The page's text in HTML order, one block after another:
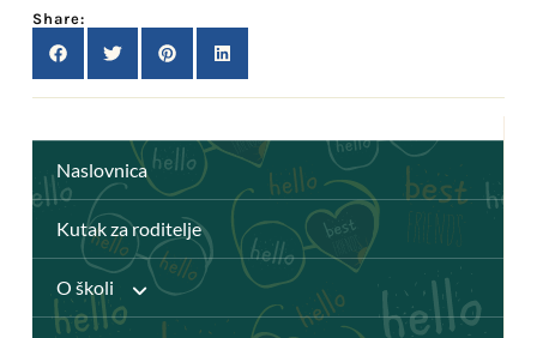
Naslovnica
Kutak za roditelje
O školi
Share: